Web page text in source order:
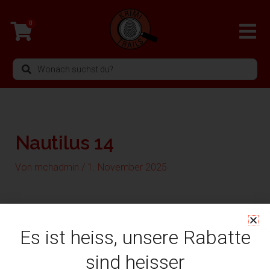
Inhalt
springen
0
Search
...
Nautilus 14
Von mchadmin / 1. November 2025
Es ist heiss, unsere Rabatte
sind heisser